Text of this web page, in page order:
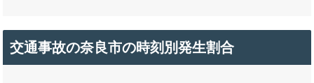
交通事故の奈良市の時刻別発生割合